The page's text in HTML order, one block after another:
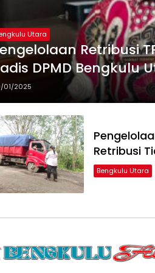
Utara
Retribusi
DPMD Bengkulu
01/2025
Retribusi
Bengkulu Utara